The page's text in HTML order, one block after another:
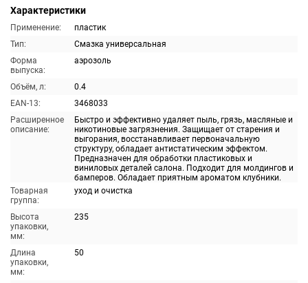
Характеристики
Применение:
пластик
Тип:
Смазка универсальная
Форма
выпуска:
аэрозоль
Объём, л:
0.4
EAN-13:
3468033
Расширенное
описание:
Быстро и эффективно удаляет пыль, грязь, масляные и
никотиновые загрязнения. Защищает от старения и
выгорания, восстанавливает первоначальную
структуру, обладает антистатическим эффектом.
Предназначен для обработки пластиковых и
виниловых деталей салона. Подходит для молдингов и
бамперов. Обладает приятным ароматом клубники.
Товарная
группа:
уход и очистка
Высота
упаковки,
мм:
235
Длина
упаковки,
мм:
50